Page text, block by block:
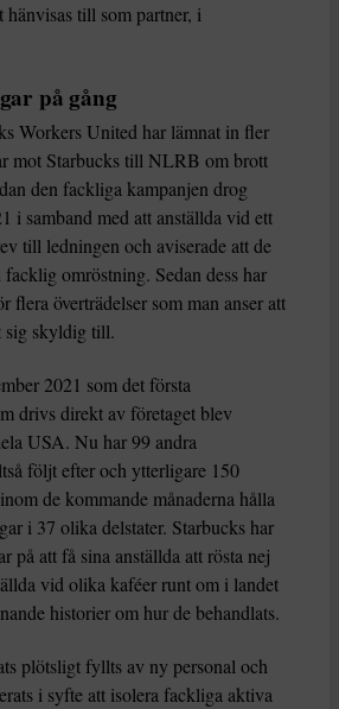
hänvisas till som partner, i
på gång
Workers United har lämnat in fler
mot Starbucks till NLRB om brott
den fackliga kampanjen drog
i samband med att anställda vid ett
till ledningen och aviserade att de
omröstning. Sedan dess har
överträdelser som man anser att
sig skyldig till.
2021 som det första
drivs direkt av företaget blev
USA. Nu har 99 andra
följt efter och ytterligare 150
de kommande månaderna hålla
i 37 olika delstater. Starbucks har
på att få sina anställda att rösta nej
vid olika kaféer runt om i landet
historier om hur de behandlats.
plötsligt fyllts av ny personal och
i syfte att isolera fackliga aktiva